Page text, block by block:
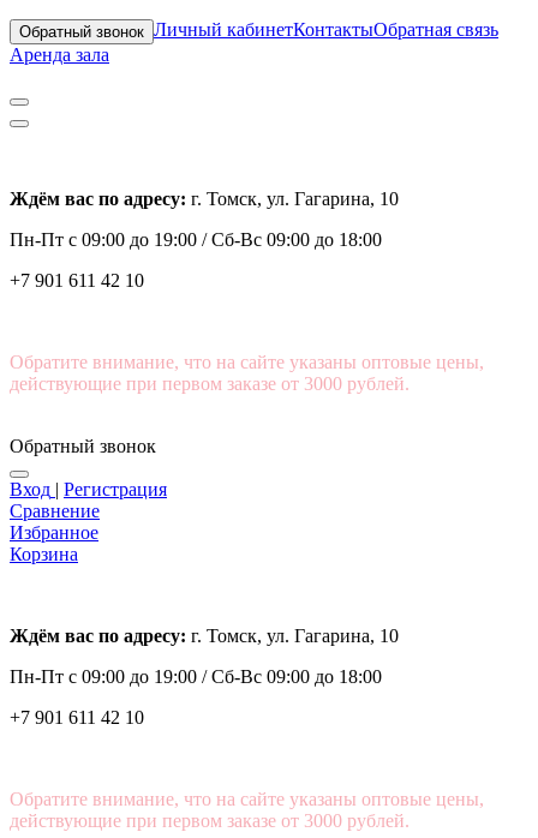
Обратный звонок Личный кабинетКонтактыОбратная связь
Аренда зала
Ждём вас по адресу: г. Томск, ул. Гагарина, 10
Пн-Пт с 09:00 до 19:00 /Сб-Вс 09:00 до 18:00
+7 901 611 42 10
Обратите внимание, что на сайте указаны оптовые цены,
действующие при первом заказе от 3000 рублей.
Обратный звонок
Вход | Регистрация
Сравнение
Избранное
Корзина
Ждём вас по адресу: г. Томск, ул. Гагарина, 10
Пн-Пт с 09:00 до 19:00 /Сб-Вс 09:00 до 18:00
+7 901 611 42 10
Обратите внимание, что на сайте указаны оптовые цены,
действующие при первом заказе от 3000 рублей.